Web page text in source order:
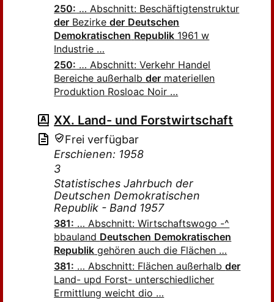
250: … Abschnitt: Beschäftigtenstruktur
der Bezirkeder Deutschen
Demokratischen Republik 1961 w
Industrie …
250: … Abschnitt: Verkehr Handel
Bereiche außerhalbder materiellen
Produktion Rosloac Noir …
XX. Land- und Forstwirtschaft
Frei verfügbar
Erschienen: 1958
3
Statistisches Jahrbuch der
Deutschen Demokratischen
Republik - Band 1957
381: … Abschnitt: Wirtschaftswogo -^
bbauland Deutschen Demokratischen
Republik gehören auch die Flächen …
381: … Abschnitt: Flächen außerhalbder
Land- upd Forst- unterschiedlicher
Ermittlung weicht dio …